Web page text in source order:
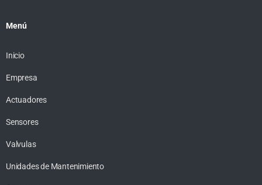
Menú
Inicio
Empresa
Actuadores
Sensores
Valvulas
Unidades de Mantenimiento